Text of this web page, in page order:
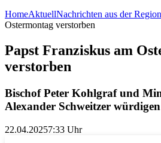
HomeAktuellNachrichten aus der Region
Ostermontag verstorben
Papst Franziskus am
verstorben
Bischof Peter Kohlgraf und
Alexander Schweitzer
22.04.20257:33 Uhr